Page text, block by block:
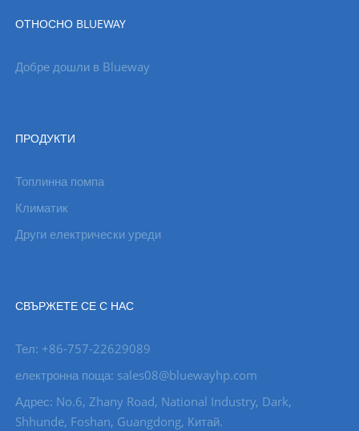
ОТНОСНО BLUEWAY
Добре дошли в Blueway
ПРОДУКТИ
Топлинна помпа
Климатик
Други електрически уреди
СВЪРЖЕТЕ СЕ С НАС
Тел: +86-757-22629089
електронна поща: sales08@bluewayhp.com
Адрес: No.6, Zhany Road, National Industry, Dark,
Shhunde, Foshan, Guangdong, Китай.